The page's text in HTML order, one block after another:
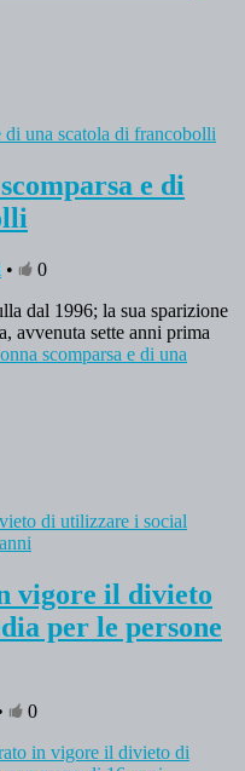
e di
•
0
dal 1996; la sua sparizione
avvenuta sette anni prima
scomparsa e di una
vigore il divieto
per le persone
0
in vigore il divieto di